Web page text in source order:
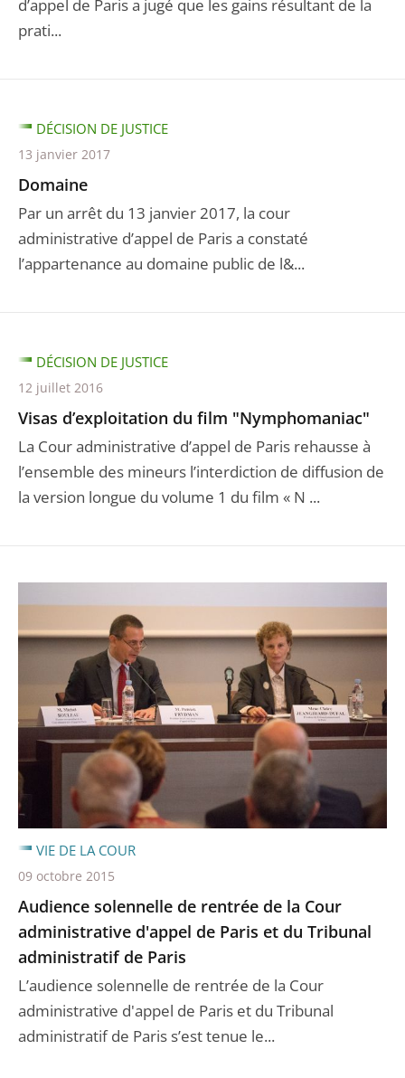
d’appel de Paris a jugé que les gains résultant de la
prati...
Domaine
Par un arrêt du 13 janvier 2017, la cour
administrative d’appel de Paris a constaté
l’appartenance au domaine public de l&...
DÉCISION DE JUSTICE
13 janvier 2017
Visas d’exploitation du film "Nymphomaniac"
La Cour administrative d’appel de Paris rehausse à
l’ensemble des mineurs l’interdiction de diffusion de
la version longue du volume 1 du film « N ...
DÉCISION DE JUSTICE
12 juillet 2016
Audience solennelle de rentrée de la Cour
administrative d'appel de Paris et du Tribunal
administratif de Paris
L’audience solennelle de rentrée de la Cour
administrative d'appel de Paris et du Tribunal
administratif de Paris s’est tenue le...
VIE DE LA COUR
09 octobre 2015